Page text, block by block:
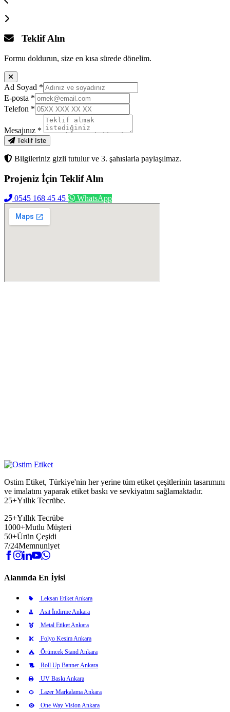
Teklif Alın
Formu doldurun, size en kısa sürede dönelim.
Ad Soyad *
E-posta *
Telefon *
Mesajınız *
Teklif İste
Bilgileriniz gizli tutulur ve 3. şahıslarla paylaşılmaz.
Projeniz İçin Teklif Alın
0545 168 45 45 WhatsApp
Ostim Etiket, Türkiye'nin her yerine tüm etiket çeşitlerinin tasarımını
ve imalatını yaparak etiket baskı ve sevkiyatını sağlamaktadır.
25+Yıllık Tecrübe.
25+Yıllık Tecrübe
1000+Mutlu Müşteri
50+Ürün Çeşidi
7/24Memnuniyet
Alanında En İyisi
Leksan Etiket Ankara
Asit İndirme Ankara
Metal Etiket Ankara
Folyo Kesim Ankara
Örümcek Stand Ankara
Roll Up Banner Ankara
UV Baskı Ankara
Lazer Markalama Ankara
One Way Vision Ankara